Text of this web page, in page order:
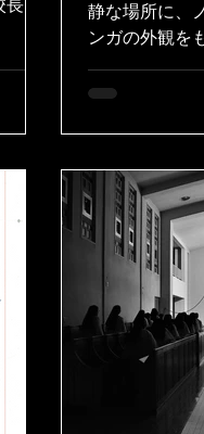
と
静な場所に、
ンガの外観を
館》がある。